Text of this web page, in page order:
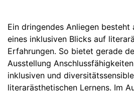
Ein dringendes Anliegen besteht
eines inklusiven Blicks auf
Erfahrungen. So bietet gerade
Ausstellung
inklusiven und
literarästhetischen Lernens. Im